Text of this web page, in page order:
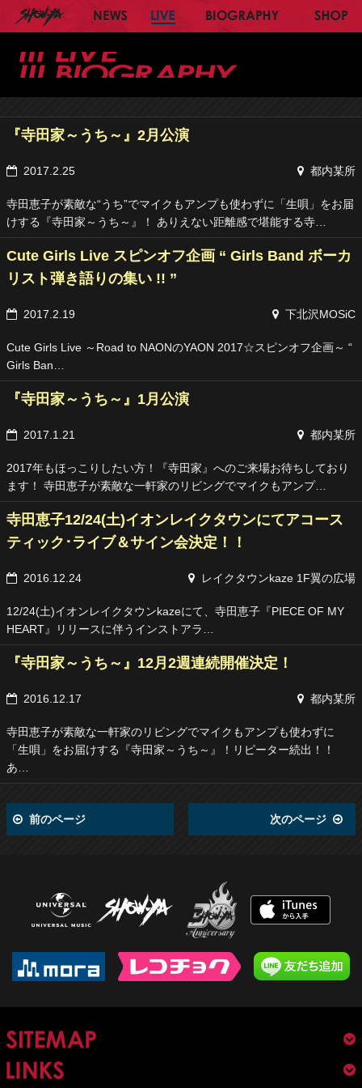
SHOW-YA オフィシャルサイト
NEWS LIVE BIOGRAPHY
『寺田家～うち～』2月公演
2017.2.25 都内某所
寺田恵子が素敵な“うち”でマイクもアンプも使わずに「生唄」をお届
けする『寺田家～うち～』！ ありえない距離感で堪能する寺…
Cute Girls Live スピンオフ企画 “ Girls Band ボーカ
リスト弾き語りの集い !! ”
2017.2.19 下北沢MOSiC
Cute Girls Live ～Road to NAONのYAON 2017☆スピンオフ企画～ “
Girls Ban…
『寺田家～うち～』1月公演
2017.1.21 都内某所
2017年もほっこりしたい方！『寺田家』へのご来場お待ちしており
ます！ 寺田恵子が素敵な一軒家のリビングでマイクもアンプ…
寺田恵子12/24(土)イオンレイクタウンにてアコース
ティック･ライブ＆サイン会決定！！
2016.12.24 レイクタウンkaze 1F翼の広場
12/24(土)イオンレイクタウンkazeにて、寺田恵子『PIECE OF MY
HEART』リリースに伴うインストアラ…
『寺田家～うち～』12月2週連続開催決定！
2016.12.17 都内某所
寺田恵子が素敵な一軒家のリビングでマイクもアンプも使わずに
「生唄」をお届けする『寺田家～うち～』！リピーター続出！！
あ…
次のページ
前のページ